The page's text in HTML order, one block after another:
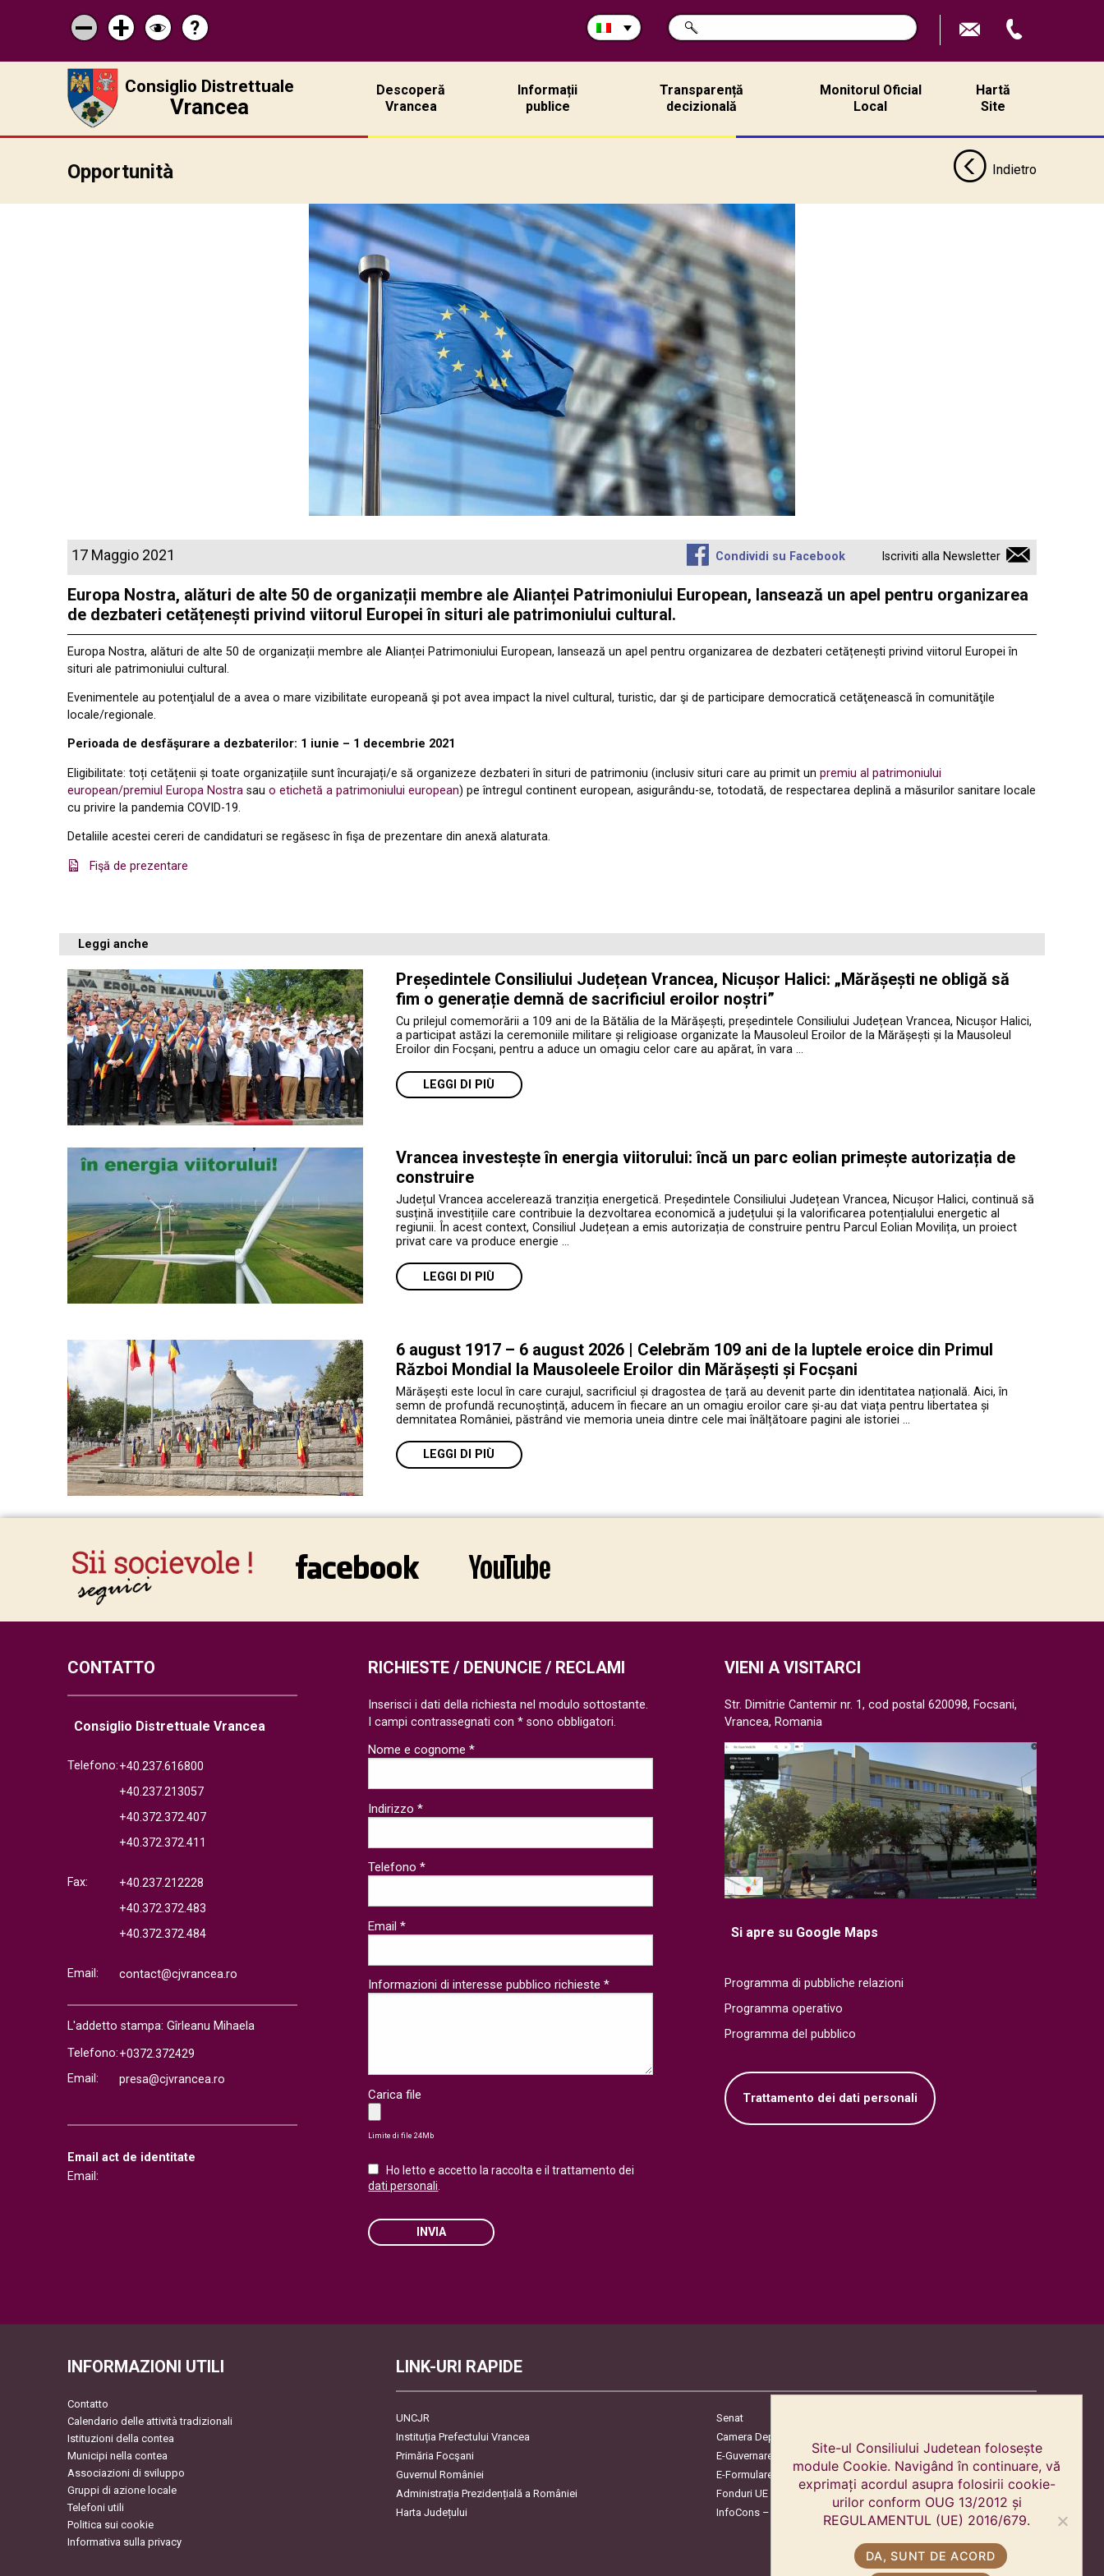
Micșorează
scrisul
Mărește
scrisul
Schimbă
contrastul
Pagina
de
ajutor
?
Cerca
nel
RICERCA
Consiglio Distrettuale
Vrancea
Descoperă
Vrancea
Informații
publice
Transparență
decizională
Monitorul Oficial
Local
Hartă
Site
Opportunità Indietro
17 Maggio 2021 Condividi su Facebook Iscriviti alla Newsletter
Europa Nostra, alături de alte 50 de organizații membre ale Alianței Patrimoniului European, lansează un apel pentru organizarea
de dezbateri cetățenești privind viitorul Europei în situri ale patrimoniului cultural.
Europa Nostra, alături de alte 50 de organizații membre ale Alianței Patrimoniului European, lansează un apel pentru organizarea de dezbateri cetățenești privind viitorul Europei în
situri ale patrimoniului cultural.
Evenimentele au potenţialul de a avea o mare vizibilitate europeană şi pot avea impact la nivel cultural, turistic, dar şi de participare democratică cetăţenească în comunităţile
locale/regionale.
Perioada de desfăşurare a dezbaterilor: 1 iunie – 1 decembrie 2021
Eligibilitate: toți cetățenii și toate organizațiile sunt încurajați/e să organizeze dezbateri în situri de patrimoniu (inclusiv situri care au primit un premiu al patrimoniului
european/premiul Europa Nostra sau o etichetă a patrimoniului european) pe întregul continent european, asigurându-se, totodată, de respectarea deplină a măsurilor sanitare locale
cu privire la pandemia COVID-19.
Detaliile acestei cereri de candidaturi se regăsesc în fişa de prezentare din anexă alaturata.
Fişă de prezentare
Leggi anche
Președintele Consiliului Județean Vrancea, Nicușor Halici: „Mărășești ne obligă să
fim o generație demnă de sacrificiul eroilor noștri”
Cu prilejul comemorării a 109 ani de la Bătălia de la Mărășești, președintele Consiliului Județean Vrancea, Nicușor Halici,
a participat astăzi la ceremoniile militare și religioase organizate la Mausoleul Eroilor de la Mărășești și la Mausoleul
Eroilor din Focșani, pentru a aduce un omagiu celor care au apărat, în vara …
LEGGI DI PIÙ
Vrancea investește în energia viitorului: încă un parc eolian primește autorizația de
construire
Județul Vrancea accelerează tranziția energetică. Președintele Consiliului Județean Vrancea, Nicușor Halici, continuă să
susțină investițiile care contribuie la dezvoltarea economică a județului și la valorificarea potențialului energetic al
regiunii. În acest context, Consiliul Județean a emis autorizația de construire pentru Parcul Eolian Movilița, un proiect
privat care va produce energie …
LEGGI DI PIÙ
6 august 1917 – 6 august 2026 | Celebrăm 109 ani de la luptele eroice din Primul
Război Mondial la Mausoleele Eroilor din Mărășești și Focșani
Mărășești este locul în care curajul, sacrificiul și dragostea de țară au devenit parte din identitatea națională. Aici, în
semn de profundă recunoștință, aducem în fiecare an un omagiu eroilor care și-au dat viața pentru libertatea și
demnitatea României, păstrând vie memoria uneia dintre cele mai înălțătoare pagini ale istoriei …
LEGGI DI PIÙ
CONTATTO
Consiglio Distrettuale Vrancea
Telefono:+40.237.616800
+40.237.213057
+40.372.372.407
+40.372.372.411
Fax:
+40.237.212228
+40.372.372.483
+40.372.372.484
Email: contact@cjvrancea.ro
L'addetto stampa: Gîrleanu Mihaela
Telefono:+0372.372429
Email:
presa@cjvrancea.ro
Email act de identitate
Email:
VIENI A VISITARCI
Str. Dimitrie Cantemir nr. 1, cod postal 620098, Focsani,
Vrancea, Romania
Si apre su Google Maps
Programma di pubbliche relazioni
Programma operativo
Programma del pubblico
Trattamento dei dati personali
RICHIESTE / DENUNCIE / RECLAMI
Inserisci i dati della richiesta nel modulo sottostante.
I campi contrassegnati con * sono obbligatori.
Nome e cognome *
Indirizzo *
Telefono *
Email *
Informazioni di interesse pubblico richieste *
Carica file
Limite di file 24Mb
Ho letto e accetto la raccolta e il trattamento dei
dati personali
INVIA
field
INFORMAZIONI UTILI
Contatto
Calendario delle attività tradizionali
Istituzioni della contea
Municipi nella contea
Associazioni di sviluppo
Gruppi di azione locale
Telefoni utili
Politica sui cookie
Informativa sulla privacy
LINK-URI RAPIDE
UNCJR
Senat
Instituția Prefectului Vrancea
Camera Deputaților
Primăria Focşani
E-Guvernare
Guvernul României
E-Formulare
Administrația Prezidențială a României
Fonduri UE
Harta Județului
InfoCons – Protecția Consumatorilor
Site-ul Consiliului Judetean folosește
module Cookie. Navigând în continuare, vă
exprimați acordul asupra folosirii cookie-
urilor conform OUG 13/2012 și
REGULAMENTUL (UE) 2016/679.
DA, SUNT DE ACORD